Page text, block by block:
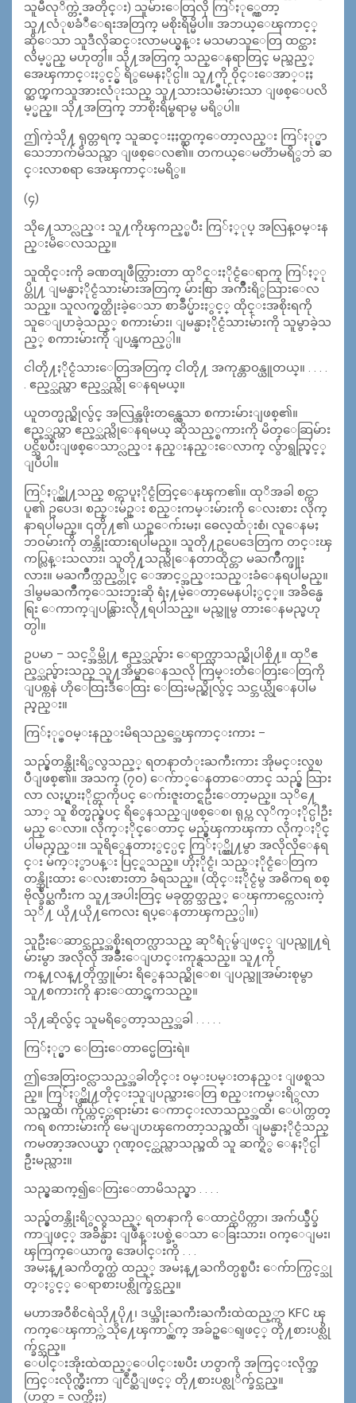
သူမီလုိက္တဲ့အတိုင္း) သူမ်ားေတြလို ကြ်ႏု္ပ္ကေတာ့
သူ႔လံုၿခံဳေရးအတြက္ မစိုးရိမ္မိပါ။ အဘယ္ေၾကာင့္
ဆိုေသာ သူဒီလိုဆင္းလာမယ္မွန္း မသမာသူေတြ ထင္ထား
လိမ့္မည္ မဟုတ္ပါ။ သို႔အတြက္ သည္ေနရာတြင္ မည္သည့္
အေၾကာင္းႏွင့္မွ် ရိွမေနႏိုင္ပါ။ သူ႔ကို ၀ိုင္းေအာ္ႏႈ
တ္ဆက္ၾကသူအားလံုးသည္ သူ႔သားသမီးမ်ားသာ ျဖစ္ေပလိ
မ့္မည္။ သို႔အတြက္ ဘာစိုးရိမ္စရာမွ မရိွပါ။
ဤကဲ့သို႔ ရုတ္တရက္ သူဆင္းႏႈတ္ဆက္ေတာ့လည္း ကြ်ႏု္ပ္မွာ
သေဘာက်မိသည္သာ ျဖစ္ေလ၏။ တကယ္ေမတၱာမရိွဘဲ ဆ
င္းလာစရာ အေၾကာင္းမရိွ။
(၄)
သို႔ေသာ္လည္း သူ႔ကိုၾကည့္ၿပီး ကြ်ႏ္ုပ္ အလြန္၀မ္းန
ည္းမိေလသည္။
သူထိုင္းကို ခဏတျဖဳတ္သြားတာ ထုိင္းႏိုင္ငံေရာက္ ကြ်ႏ္ု
ပ္တို႔ ျမန္မာႏိုင္ငံသားမ်ားအတြက္ မ်ားစြာ အက်ိဳးရိွသြားေလ
သည္။ သူလက္မွတ္ထိုးခဲ့ေသာ စာခ်ဳပ္မ်ားႏွင့္ ထိုင္းအစိုးရကို
သူေျပာခဲ့သည့္ စကားမ်ား၊ ျမန္မာႏိုင္ငံသားမ်ားကို သူမွာခဲ့သ
ည့္ စကားမ်ားကို ျပန္ၾကည့္ပါ။
ငါတို႔ႏိုင္ငံသားေတြအတြက္ ငါတို႔ အကုန္တာ၀န္ယူတယ္။ . . . .
. ဧည့္သည္ဟာ ဧည့္သည္လို ေနရမယ္။
ယူတတ္မည္ဆိုလွ်င္ အလြန္အဖိုးတန္လွေသာ စကားမ်ားျဖစ္၏။
ဧည့္သည္ဟာ ဧည့္သည္လိုေနရမယ္ ဆိုသည့္စကားကို မိတ္ေဆြမ်ား
ပင္သိၿပီးျဖစ္ေသာ္လည္း နည္းနည္းေလာက္ လွ်ာရွည္ခြင့္
ျပဳပါ။
ကြ်ႏု္ပ္တို႔သည္ စင္ကာပူႏိုင္ငံတြင္ေနၾက၏။ ထုိအခါ စင္ကာ
ပူ၏ ဥပေဒ၊ စည္းမ်ဥ္း စည္းကမ္းမ်ားကို ေလးစား လိုက္
နာရပါမည္။ ၎တို႔၏ ယဥ္ေက်းမႈ၊ ဓေလ့ထံုးစံ၊ လူေနမႈ
ဘ၀မ်ားကို တန္ဘိုးထားရပါမည္။ သူတို႔ဥပေဒေတြက တင္းၾ
ကပ္လြန္းသလား၊ သူတို႔ုသည္လိုေနတာထိုင္တာ မႀကိဳက္ဖူး
လား။ မႀကိဳက္သည့္တိုင္ ေအာင့္အည္းသည္းခံေနရပါမည္။
ဒါမွမႀကိဳက္ေသးဘူးဆို ရံႈ႔မဲ့ေတာ့မေနပါႏွင့္။ အခ်ိန္မေ
ရြး ေကာက္ျပန္သြားလို႔ရပါသည္။ မည္သူမွ တားေနမည္မဟု
တ္ပါ။
ဥပမာ – သင့္အိမ္သို႔ ဧည့္သည္မ်ား ေရာက္လာသည္ဆိုပါစို႔။ ထုိဧ
ည့္သည္မ်ားသည္ သူ႔အိမ္မွာေနသလို ကြမ္းတံေတြးေတြကို
ျပစ္ကနဲ ဟိုေထြးဒီေထြး ေထြးမည္ဆိုလွ်င္ သင္ဘယ္လိုေနပါမ
ည္နည္း။
ကြ်ႏု္ပ္၀မ္းနည္းမိရသည့္အေၾကာင္းကား –
သည္မွ်တန္ဘိုးရိွလွသည့္ ရတနာတံုးႀကီးကား အိုမင္းလွၿ
ပီျဖစ္၏။ အသက္ (၇၀) ေက်ာ္ေနတာေတာင္ သည္မွ် သြား
လာ လႈပ္ရွားႏိုင္တာကိုပင္ ေက်းဇူးတင္ရဦးေတာ့မည္။ သုိ႔ေ
သာ္ သူ စိတ္မည္မွ်ပင္ ရိွေနသည္ျဖစ္ေစ၊ ရုပ္က လုိက္ႏိုင္ပါဦး
မည္ ေလာ။ လိုက္ႏိုင္ေတာင္ မည္မွ်ၾကာၾကာ လိုက္ႏိုင္
ပါမည္နည္း။ သူရိွေနတာႏွင့္ပင္ ကြ်ႏု္ပ္တို႔မွာ အလိုလိုေနရ
င္း မ်က္ႏွာပန္း ပြင့္ရသည္။ ဟိုႏိုင္ငံ၊ သည္ႏိုင္ငံေတြက
တန္ဘိုးထား ေလးစားတာ ခံရသည္။ (ထိုင္းႏိုင္ငံမွ အဓိကရ စစ္
ဗိုလ္ခ်ဳပ္ႀကီးက သူ႔အပါးတြင္ မခုတ္တတ္သည့္ ေၾကာင္ကေလးကဲ့
သုိ႔ ယို႔ယို႔ကေလး ရပ္ေနတာၾကည့္ပါ။)
သူဦးေဆာင္သည့္အစိုးရတက္လာသည္ ဆုိရံုမွ်ျဖင့္ ျပည္သူ႔ရဲ
မ်ားမွာ အလိုလို အခ်ိဳးေျပာင္းကုန္ရသည္။ သူ႔ကို
ကန္႔လန္႔တိုက္သူမ်ား ရိွေနသည္ဆိုေစ၊ ျပည္သူအမ်ားစုမွာ
သူ႔စကားကို နားေထာင္ၾကသည္။
သို႔ဆိုလွ်င္ သူမရိွေတာ့သည့္အခါ . . . . .
ကြ်ႏု္ပ္မွာ ေတြးေတာင္မေတြးရဲ။
ဤအေတြး၀င္လာသည့္အခါတိုင္း ၀မ္းပမ္းတနည္း ျဖစ္ရသ
ည္။ ကြ်ႏု္ပ္တို႔တိုင္းသူျပည္သားေတြ စည္းကမ္းရိွလာ
သည္အထိ၊ ကိုယ္က်င့္တရားမ်ား ေကာင္းလာသည့္အထိ၊ ေပါက္တတ္
ကရ စကားမ်ားကို မေျပာၾကေတာ့သည္အထိ၊ ျမန္မာႏိုင္ငံသည္
ကမၻာ့အလယ္မွာ ဂုဏ္၀င့္ထည္လာသည္အထိ သူ ဆက္ရိွ ေနႏိုင္ပါ
ဦးမည္လား။
သည္မွဆက္၍ေတြးေတာမိသည္မွာ . . . .
သည္မွ်တန္ဘိုးရိွလွသည့္ ရတနာကို ေထာင္ထဲပိတ္ကာ၊ အက်ယ္ခ်ဳပ္ခ်
ကာျဖင့္ အခ်ိန္မ်ား ျဖဳန္းပစ္ခဲ့ေသာ ေခြးသား၊ ၀က္ေျမး၊
ၾကြက္ေယာက္ဖ အေပါင္းကို . . .
အမႈန္႔ႀကိတ္စက္ထဲ ထည့္ အမႈန္႔ႀကိတ္ပစ္ၿပီး ေက်ာက္ပြင့္သု
တ္ႏွင့္ ေရာစားပစ္လိုက္ခ်င္သည္။
မဟာအ၀ီစိငရဲသို႔ပို႔၊ ဒယ္အိုးႀကီးႀကီးထဲထည့္ကာ KFC ၾ
ကက္ေၾကာ္ကဲ့သို႔ေၾကာ္လွ်က္ အခ်ဥ္ေရျဖင့္ တို႔စားပစ္လို
က္ခ်င္သည္။
ေပါင္းအိုးထဲထည့္ေပါင္းၿပီး ဟ၀ွာကို အကြင္းလိုက္အ
ကြင္းလိုက္လွီးကာ ျငဳပ္ဆီျဖင့္ တို႔စားပစ္လုိက္ခ်င္သည္။
(ဟ၀ွာ = လက္ညိႈး)